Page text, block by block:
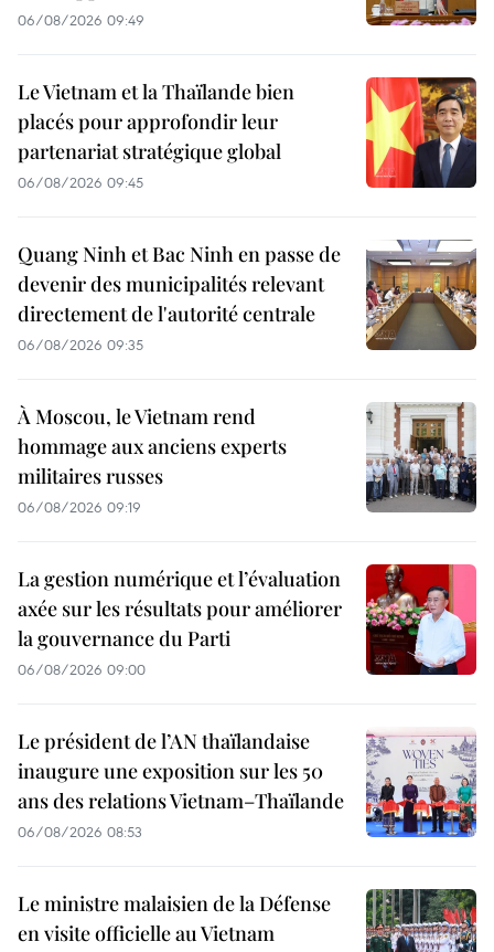
06/08/2026 09:49
Le Vietnam et la Thaïlande bien
placés pour approfondir leur
partenariat stratégique global
06/08/2026 09:45
Quang Ninh et Bac Ninh en passe de
devenir des municipalités relevant
directement de l'autorité centrale
06/08/2026 09:35
À Moscou, le Vietnam rend
hommage aux anciens experts
militaires russes
06/08/2026 09:19
La gestion numérique et l’évaluation
axée sur les résultats pour améliorer
la gouvernance du Parti
06/08/2026 09:00
Le président de l’AN thaïlandaise
inaugure une exposition sur les 50
ans des relations Vietnam–Thaïlande
06/08/2026 08:53
Le ministre malaisien de la Défense
en visite officielle au Vietnam